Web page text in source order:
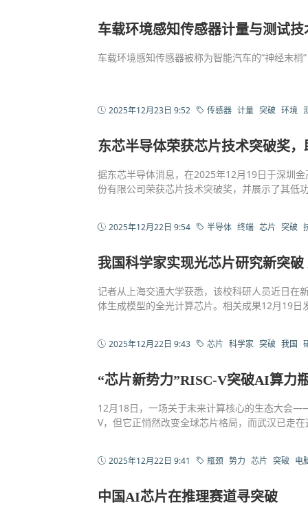
车载环境感知传感器计量与测试技
车载环境感知传感器被称为智能汽车的“神经末
2025年12月23日 9:52 传感器 计量 突破 环境
东芯半导体荣获芯片技术突破奖
据东芯半导体消息，在2025年12月19日于深圳
份有限公司荣获芯片技术突破奖，并展示了其低
2025年12月22日 9:54 半导体 终端 芯片 突破
我国科学家实现光芯片研究新突
记者从上海交通大学获悉，该校科研人员近日在
体生成模型的全光计算芯片。相关成果12月19日
2025年12月22日 9:43 芯片 科学家 突破 我国
“芯片新势力”RISC-V突破AI算力
12月18日，一场关于未来计算核心的生态大会
V，但它正悄然改变全球芯片格局，而武汉已走
2025年12月22日 9:41 瓶颈 势力 芯片 突破 电
中国AI芯片在推理赛道寻突破